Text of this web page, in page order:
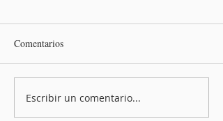
Comentarios
Escribir un comentario...